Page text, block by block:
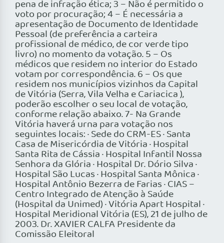
pena de infração ética; 3 – Não é permitido o
voto por procuração; 4 – É necessária a
apresentação de Documento de Identidade
Pessoal (de preferência a carteira
profissional de médico, de cor verde tipo
livro) no momento da votação. 5 – Os
médicos que residem no interior do Estado
votam por correspondência. 6 – Os que
residem nos municípios vizinhos da Capital
de Vitória (Serra, Vila Velha e Cariacica ),
poderão escolher o seu local de votação,
conforme relação abaixo. 7- Na Grande
Vitória haverá urna para votação nos
seguintes locais: · Sede do CRM-ES · Santa
Casa de Misericórdia de Vitória · Hospital
Santa Rita de Cássia · Hospital Infantil Nossa
Senhora da Glória · Hospital Dr. Dório Silva ·
Hospital São Lucas · Hospital Santa Mônica ·
Hospital Antônio Bezerra de Farias · CIAS –
Centro Integrado de Atenção à Saúde
(Hospital da Unimed) · Vitória Apart Hospital ·
Hospital Meridional Vitória (ES), 21 de julho de
2003. Dr. XAVIER CALFA Presidente da
Comissão Eleitoral